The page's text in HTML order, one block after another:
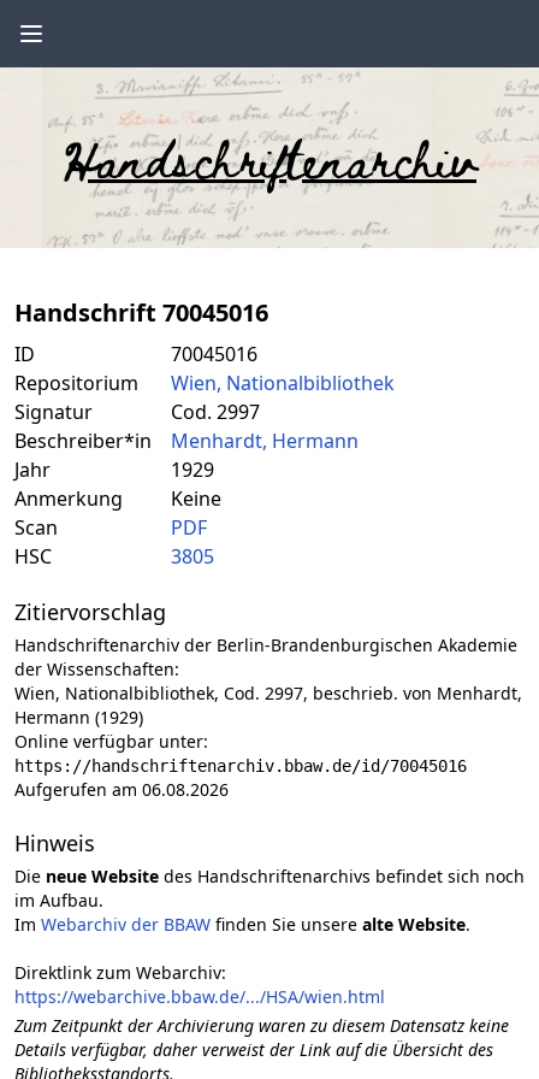
Handschriftenarchiv
Handschrift 70045016
ID
70045016
Repositorium
Wien, Nationalbibliothek
Signatur
Cod. 2997
Beschreiber*in
Menhardt, Hermann
Jahr
1929
Anmerkung
Keine
Scan
PDF
HSC
3805
Zitiervorschlag
Handschriftenarchiv der Berlin-Brandenburgischen Akademie
der Wissenschaften:
Wien, Nationalbibliothek, Cod. 2997, beschrieb. von Menhardt,
Hermann (1929)
Online verfügbar unter:
https://handschriftenarchiv.bbaw.de/id/70045016
Aufgerufen am 06.08.2026
Hinweis
Die neue Website des Handschriftenarchivs befindet sich noch
im Aufbau.
Im Webarchiv der BBAW finden Sie unsere alte Website.
Direktlink zum Webarchiv:
https://webarchive.bbaw.de/.../HSA/wien.html
Zum Zeitpunkt der Archivierung waren zu diesem Datensatz keine
Details verfügbar, daher verweist der Link auf die Übersicht des
Bibliotheksstandorts.